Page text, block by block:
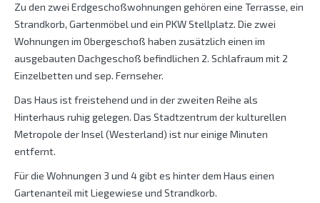
Zu den zwei Erdgeschoßwohnungen gehören eine Terrasse, ein
Strandkorb, Gartenmöbel und ein PKW Stellplatz. Die zwei
Wohnungen im Obergeschoß haben zusätzlich einen im
ausgebauten Dachgeschoß befindlichen 2. Schlafraum mit 2
Einzelbetten und sep. Fernseher.
Das Haus ist freistehend und in der zweiten Reihe als
Hinterhaus ruhig gelegen. Das Stadtzentrum der kulturellen
Metropole der Insel (Westerland) ist nur einige Minuten
entfernt.
Für die Wohnungen 3 und 4 gibt es hinter dem Haus einen
Gartenanteil mit Liegewiese und Strandkorb.